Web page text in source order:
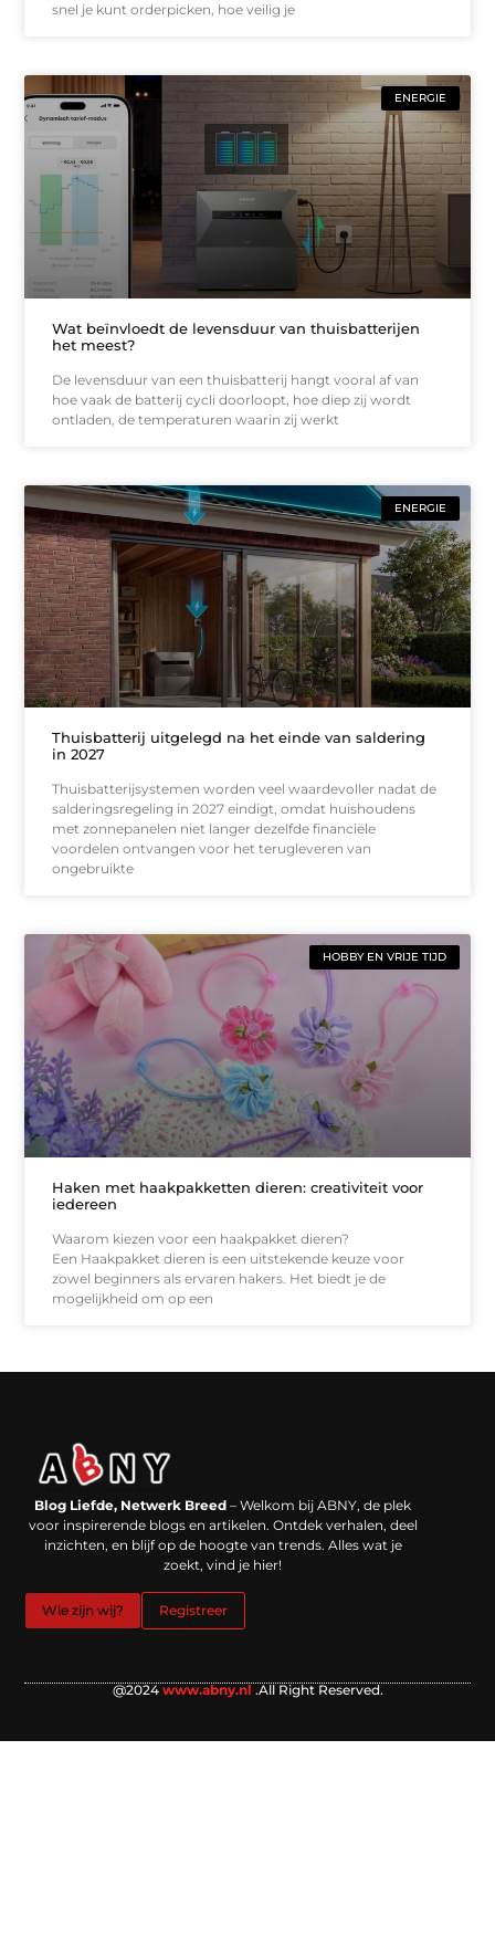
snel je kunt orderpicken, hoe veilig je
ENERGIE
Wat beïnvloedt de levensduur van thuisbatterijen
het meest?
De levensduur van een thuisbatterij hangt vooral af van
hoe vaak de batterij cycli doorloopt, hoe diep zij wordt
ontladen, de temperaturen waarin zij werkt
ENERGIE
Thuisbatterij uitgelegd na het einde van saldering
in 2027
Thuisbatterijsystemen worden veel waardevoller nadat de
salderingsregeling in 2027 eindigt, omdat huishoudens
met zonnepanelen niet langer dezelfde financiële
voordelen ontvangen voor het terugleveren van
ongebruikte
HOBBY EN VRIJE TIJD
Haken met haakpakketten dieren: creativiteit voor
iedereen
Waarom kiezen voor een haakpakket dieren?
Een Haakpakket dieren is een uitstekende keuze voor
zowel beginners als ervaren hakers. Het biedt je de
mogelijkheid om op een
Blog Liefde, Netwerk Breed – Welkom bij ABNY, de plek
voor inspirerende blogs en artikelen. Ontdek verhalen, deel
inzichten, en blijf op de hoogte van trends. Alles wat je
zoekt, vind je hier!
Wie zijn wij? Registreer
@2024 www.abny.nl .All Right Reserved.